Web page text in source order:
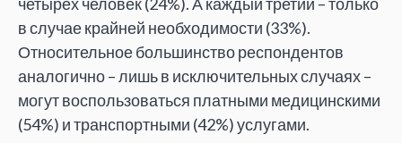
в случае крайней необходимости (33%).
Относительное большинство респондентов
аналогично – лишь в исключительных случаях –
могут воспользоваться платными медицинскими
(54%) и транспортными (42%) услугами.